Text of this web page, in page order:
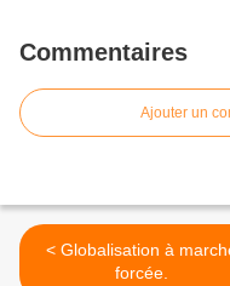
Commentaires
Ajouter un
< Globalisation à marche
forcée.